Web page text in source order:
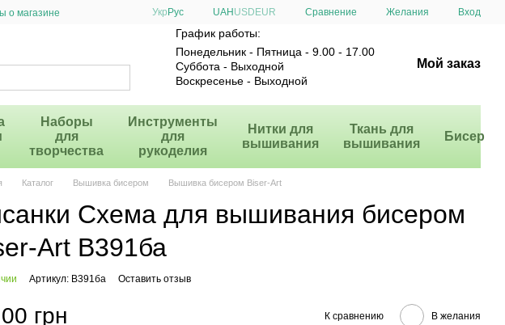
о магазине
Укр Рус UAH USD EUR Сравнение Желания Вход
График работы:
Понедельник - Пятница - 9.00 - 17.00
Суббота - Выходной
Воскресенье - Выходной
Мой заказ
Наборы
для
творчества
Инструменты
для
рукоделия
Нитки для
вышивания
Ткань для
вышивания
Бисер
Каталог Вышивка бисером Вышивка бисером Biser-Art
Схема для вышивания бисером
Art B391ба
Артикул: B391ба Оставить отзыв
грн К сравнению В желания